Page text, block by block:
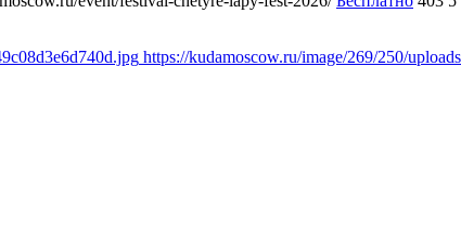
https://kudamoscow.ru/image/269/250/